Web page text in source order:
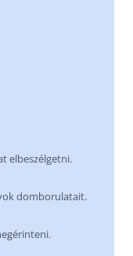
elbeszélgetni.
domborulatait.